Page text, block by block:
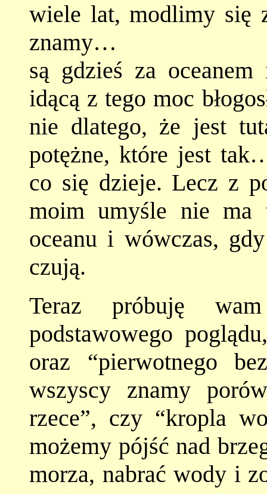
wiele lat, modlimy się
znamy…
są gdzieś za
idącą z tego moc
nie dlatego, że jest
potężne, które jest
co się dzieje. Lecz z
moim umyśle nie ma
oceanu i wówczas,
czują.
Teraz próbuję
podstawowego
oraz “pierwotnego
wszyscy znamy
rzece”, czy “kropla
możemy pójść nad
morza, nabrać wody i